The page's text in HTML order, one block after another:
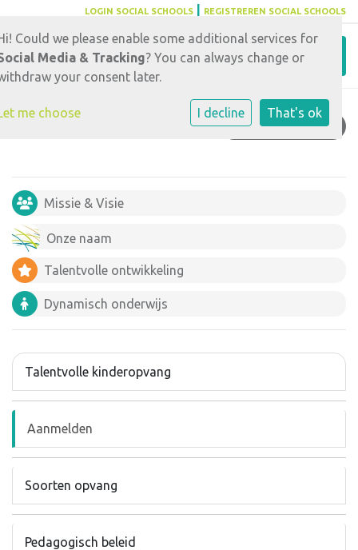
LOGIN SOCIAL SCHOOLS REGISTREREN SOCIAL SCHOOLS
AANMELDEN
Missie & Visie
Onze naam
Talentvolle ontwikkeling
Dynamisch onderwijs
Talentvolle kinderopvang
Aanmelden
Soorten opvang
Pedagogisch beleid
Could we please enable some additional services for
Media & Tracking? You can always change or
your consent later.
me choose I decline That's ok